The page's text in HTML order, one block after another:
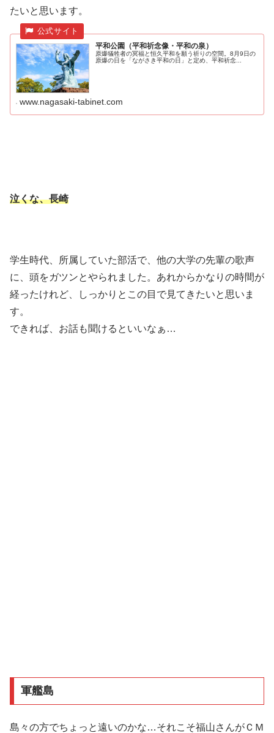
たいと思います。
平和公園（平和祈念像・平和の泉）
原爆犠牲者の冥福と恒久平和を願う祈りの空間。8月9日の
原爆の日を「ながさき平和の日」と定め、平和祈念...
www.nagasaki-tabinet.com
泣くな、長崎
学生時代、所属していた部活で、他の大学の先輩の歌声
に、頭をガツンとやられました。あれからかなりの時間が
経ったけれど、しっかりとこの目で見てきたいと思いま
す。
できれば、お話も聞けるといいなぁ…
軍艦島
島々の方でちょっと遠いのかな…それこそ福山さんがＣＭ